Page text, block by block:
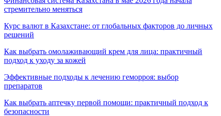
стремительно меняться
Курс валют в Казахстане: от глобальных факторов до личных
решений
Как выбрать омолаживающий крем для лица: практичный
подход к уходу за кожей
Эффективные подходы к лечению геморроя: выбор
препаратов
Как выбрать аптечку первой помощи: практичный подход к
безопасности